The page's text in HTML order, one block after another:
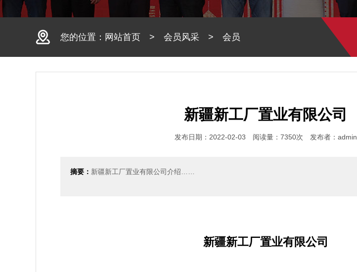
您的位置： 网站首页 > 会员风采 > 会员
新疆新工厂置业有限公司
发布日期：2022-02-03 阅读量：7350次 发布者：admin
摘要： 新疆新工厂置业有限公司介绍……
新疆新工厂置业有限公司